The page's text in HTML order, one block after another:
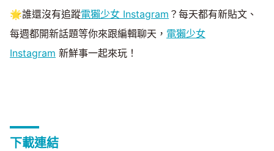
🌟誰還沒有追蹤電獺少女 Instagram ？每天都有新貼文、
每週都開新話題等你來跟編輯聊天， 電獺少女
Instagram 新鮮事一起來玩！
下載連結